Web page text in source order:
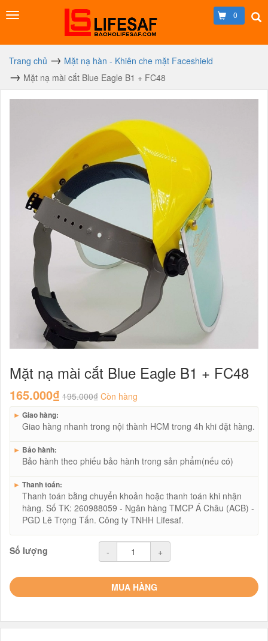
0
Trang chủ
Mặt nạ hàn - Khiên che mặt Faceshield
Mặt nạ mài cắt Blue Eagle B1 + FC48
Mặt nạ mài cắt Blue Eagle B1 + FC48
165.000₫ 195.000₫ Còn hàng
► Giao hàng:
Giao hàng nhanh trong nội thành HCM trong 4h khi đặt hàng.
► Bảo hành:
Bảo hành theo phiếu bảo hành trong sản phẩm(nếu có)
► Thanh toán:
Thanh toán bằng chuyển khoản hoặc thanh toán khi nhận
hàng. Số TK: 260988059 - Ngân hàng TMCP Á Châu (ACB) -
PGD Lê Trọng Tấn. Công ty TNHH Lifesaf.
Số lượng - +
MUA HÀNG